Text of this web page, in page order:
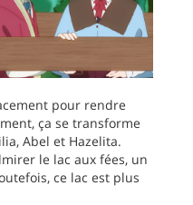
pour rendre
ça se transforme
Abel et Hazelita.
le lac aux fées, un
ce lac est plus